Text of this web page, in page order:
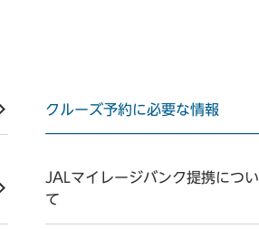
クルーズ予約に必要な情報
JALマイレージバンク提携につい
て